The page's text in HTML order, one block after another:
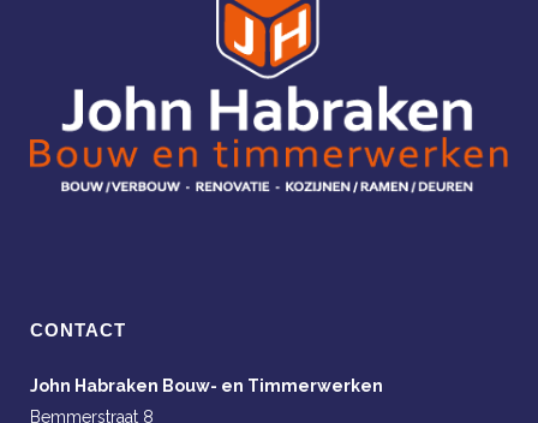
CONTACT
John Habraken Bouw- en Timmerwerken
Bemmerstraat 8